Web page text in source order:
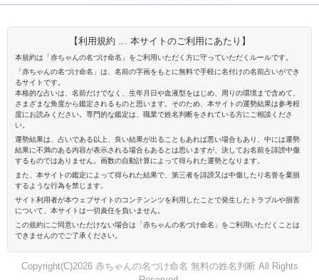
【利用規約 … 本サイトのご利用にあたり】
本規約は「赤ちゃんの名づけ命名」をご利用いただく方に守っていただくルールです。
「赤ちゃんの名づけ命名」は、名前の字画をもとに無料で手軽に名付けの名前占いができ
るサイトです。
本格的な占いは、名前だけでなく、生年月日や血液型をはじめ、周りの環境まで含めて、
さまざまな角度から鑑定されるものと思います。そのため、本サイトの運勢結果は参考程
度にお読みください。専門的な鑑定は、職業で姓名判断をされている方にご相談くださ
い。
運勢結果は、占いである以上、良い結果が出ることもあれば悪い場合もあり、中には運勢
結果に不満のある内容が表示される場合もあるとは思いますが、決してお名前を誹謗中傷
するものではありません。画数の自動計算によって得られた運勢となります。
また、本サイトの鑑定によって得られた結果で、第三者を誹謗又は中傷したり名誉を棄損
するような行為を禁じます。
サイト利用者が本ウェブサイトのコンテンンツを利用したことで発生したトラブルや損害
について、本サイトは一切責任を負いません。
この規約にご同意いただけない場合は「赤ちゃんの名づけ命名」をご利用いただくことは
できませんのでご了承ください。
Copyright(C)2026 赤ちゃんの名づけ命名 無料の姓名判断 All Rights